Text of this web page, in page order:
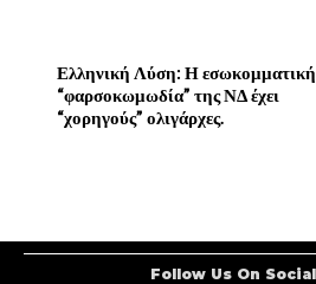
Ελληνική Λύση: Η εσωκομματική
“φαρσοκωμωδία” της ΝΔ έχει
“χορηγούς” ολιγάρχες.
Follow Us On